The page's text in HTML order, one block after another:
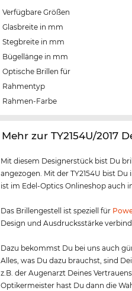
Verfügbare Größen
Glasbreite in mm
Stegbreite in mm
Bügellänge in mm
Optische Brillen für
Rahmentyp
Rahmen-Farbe
‌Mehr zur TY2154U/2017
Mit diesem Designerstück bist Du
angezogen. Mit der TY2154U bist
ist im Edel-Optics Onlineshop auch
Das Brillengestell ist speziell für
Design und Ausdrucksstärke
Dazu bekommst Du bei uns auch
Alles, was Du dazu brauchst, sind
z.B. der Augenarzt Deines
Optikermeister hast Du dann die